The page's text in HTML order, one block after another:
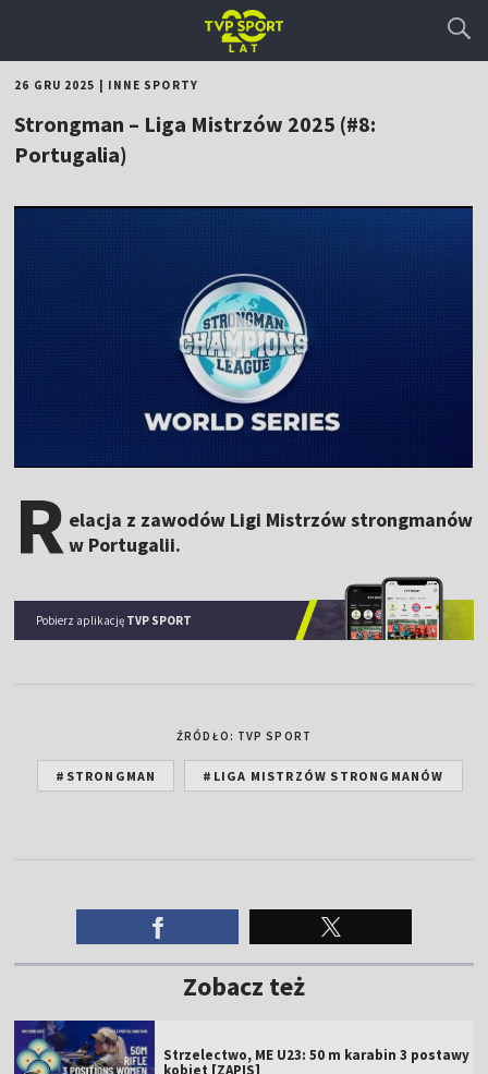
26 GRU 2025 INNE SPORTY
Strongman – Liga Mistrzów 2025 (#8:
Portugalia)
R elacja z zawodów Ligi Mistrzów strongmanów
w Portugalii.
Pobierz aplikację TVP SPORT
ŹRÓDŁO: TVP SPORT
#STRONGMAN #LIGA MISTRZÓW STRONGMANÓW
Zobacz też
Strzelectwo, ME U23: 50 m karabin 3 postawy
kobiet [ZAPIS]